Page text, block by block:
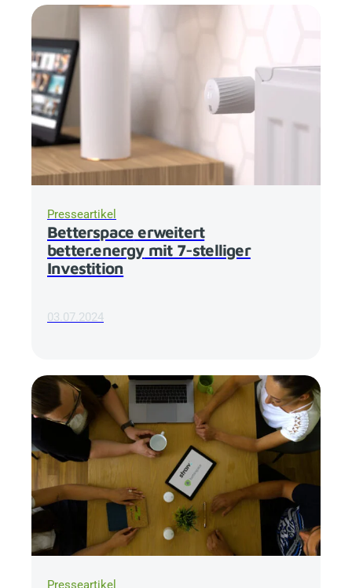
Presseartikel
Betterspace erweitert
better.energymit 7-stelliger
Investition
03.07.2024
Presseartikel